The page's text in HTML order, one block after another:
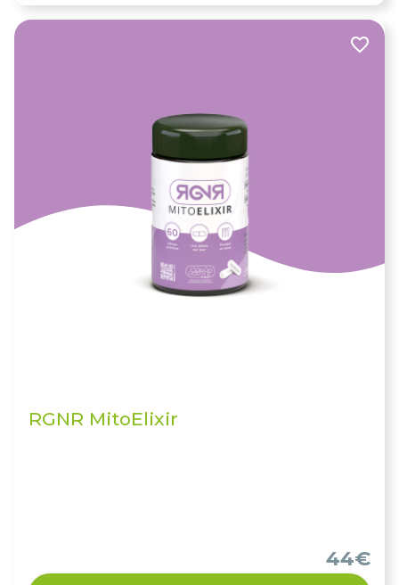
RGNR MitoElixir
44€